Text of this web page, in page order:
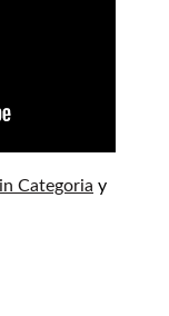
Categoria y